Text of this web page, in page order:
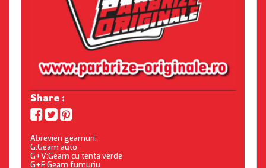
Share :
Abrevieri geamuri:
G:Geam auto
G+V:Geam cu tenta verde
G+F:Geam fumuriu